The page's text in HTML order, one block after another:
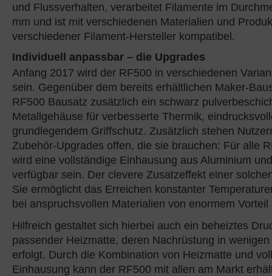
und Flussverhalten, verarbeitet Filamente im
mm und ist mit verschiedenen Materialien und
verschiedener Filament-Hersteller kompatibel.
Individuell anpassbar – die Upgrades
Anfang 2017 wird der RF500 in verschiedenen
sein. Gegenüber dem bereits erhältlichen Maker-
RF500 Bausatz zusätzlich ein schwarz
Metallgehäuse für verbesserte Thermik,
grundlegendem Griffschutz. Zusätzlich stehen
Zubehör-Upgrades offen, die sie brauchen: Für alle
wird eine vollständige Einhausung aus Aluminium
verfügbar sein. Der clevere Zusatzeffekt einer
Sie ermöglicht das Erreichen konstanter
bei anspruchsvollen Materialien von enormem Vorteil
Hilfreich gestaltet sich hierbei auch ein beheiztes
passender Heizmatte, deren Nachrüstung in
erfolgt. Durch die Kombination von Heizmatte und
Einhausung kann der RF500 mit allen am Markt